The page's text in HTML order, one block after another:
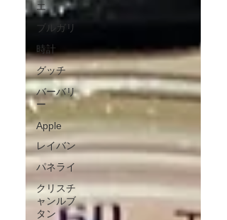
エ
ブルガリ
時計
グッチ
バーバリ
ー
Apple
レイバン
パネライ
クリスチ
ャンルブ
タン